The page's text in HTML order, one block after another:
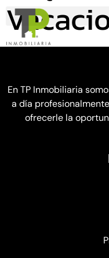
En TP Inmobiliaria
a día
ofrecerle la